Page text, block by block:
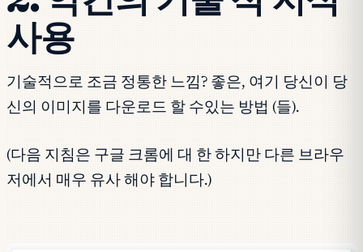
사용
기술적으로 조금 정통한 느낌? 좋은, 여기 당신이 당
신의 이미지를 다운로드 할 수있는 방법 (들).
(다음 지침은 구글 크롬에 대 한 하지만 다른 브라우
저에서 매우 유사 해야 합니다.)